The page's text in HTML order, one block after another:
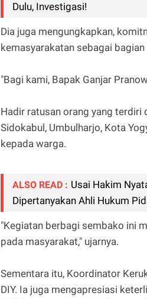
Dulu, Investigasi!
Dia juga mengungkapkan,
kemasyarakatan sebagai
"Bagi kami, Bapak Ganjar
Hadir ratusan orang yang terdiri
Sidokabul, Umbulharjo, Kota
kepada warga.
ALSO READ : Usai Hakim
Dipertanyakan Ahli Hukum
"Kegiatan berbagi sembako ini
pada masyarakat," ujarnya.
Sementara itu, Koordinator
DIY. Ia juga mengapresiasi